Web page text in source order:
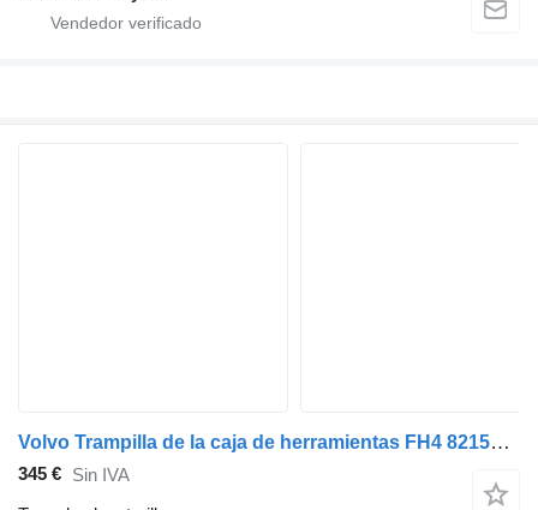
Volvo Trampilla de la caja de herramientas FH4 82150941 tapa de alcantarilla para Volvo FH4 cabeza tractora
345 € Sin IVA